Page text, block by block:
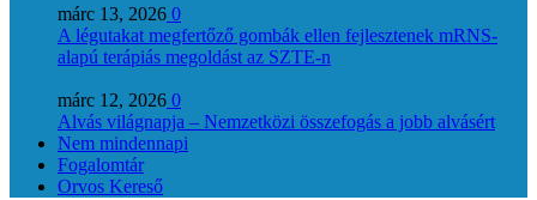
márc 13, 2026 0
A légutakat megfertőző gombák ellen fejlesztenek mRNS-
alapú terápiás megoldást az SZTE-n
márc 12, 2026 0
Alvás világnapja – Nemzetközi összefogás a jobb alvásért
Nem mindennapi
Fogalomtár
Orvos Kereső